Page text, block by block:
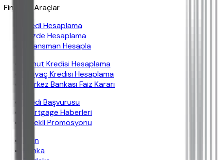
Finansal Araçlar
Kredi Hesaplama
Yüzde Hesaplama
Finansman Hesapla
Konut Kredisi Hesaplama
İhtiyaç Kredisi Hesaplama
Merkez Bankası Faiz Kararı
Kredi Başvurusu
Mortgage Haberleri
Emekli Promosyonu
İban
Banka